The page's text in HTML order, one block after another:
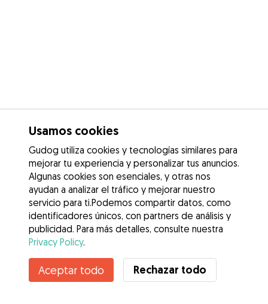
¿Conoces los Beneficios de Gudog? Ver más
Usamos cookies
Gudog utiliza cookies y tecnologías similares para
mejorar tu experiencia y personalizar tus anuncios.
Algunas cookies son esenciales, y otras nos
ayudan a analizar el tráfico y mejorar nuestro
servicio para ti.Podemos compartir datos, como
identificadores únicos, con partners de análisis y
publicidad. Para más detalles, consulte nuestra
Privacy Policy.
Aceptar todo Rechazar todo